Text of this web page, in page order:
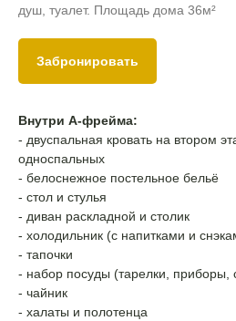
душ, туалет. Площадь дома 36м²
Забронировать
Внутри А-фрейма:
- двуспальная кровать на втором
односпальных
- белоснежное постельное бельё
- стол и стулья
- диван раскладной и столик
- холодильник (с напитками и
- тапочки
- набор посуды (тарелки, приборы,
- чайник
- халаты и полотенца